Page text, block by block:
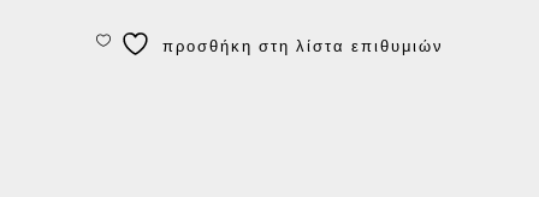
προσθήκη στη λίστα επιθυμιών